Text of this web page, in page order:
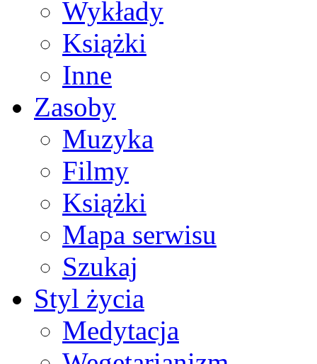
Wykłady
Książki
Inne
Zasoby
Muzyka
Filmy
Książki
Mapa serwisu
Szukaj
Styl życia
Medytacja